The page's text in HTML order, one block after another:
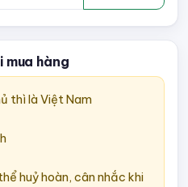
mua hàng
thì là Việt Nam
huỷ hoàn, cân nhắc khi